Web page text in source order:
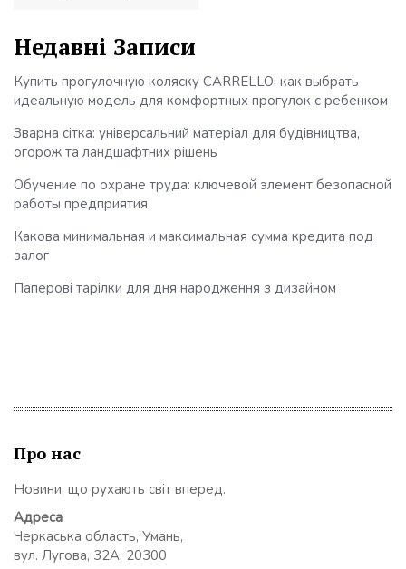
Недавні Записи
Купить прогулочную коляску CARRELLO: как выбрать
идеальную модель для комфортных прогулок с ребенком
Зварна сітка: універсальний матеріал для будівництва,
огорож та ландшафтних рішень
Обучение по охране труда: ключевой элемент безопасной
работы предприятия
Какова минимальная и максимальная сумма кредита под
залог
Паперові тарілки для дня народження з дизайном
Про нас
Новини, що рухають світ вперед.
Адреса
Черкаська область, Умань,
вул. Лугова, 32А, 20300